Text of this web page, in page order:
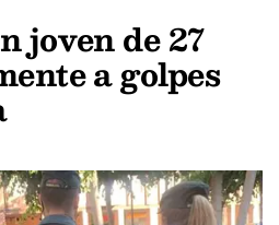
joven de 27
a golpes